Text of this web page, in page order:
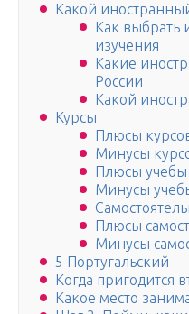
Какой
Как выбрать
изучения
Какие
России
Какой
Курсы
Плюсы
Минусы
Плюсы учебы
Минусы
Плюсы
Минусы
5 Португальский
Когда пригодится
Какое место